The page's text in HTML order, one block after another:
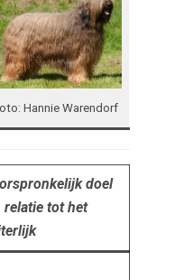
Hannie Warendorf
doel
relatie tot het